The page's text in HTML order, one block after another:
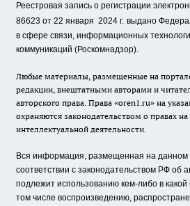
Реестровая запись о регистрации
86623 от 22 января 2024 г. выдано
в сфере связи, информационных
коммуникаций (Роскомнадзор).
Любые материалы, размещенные на
редакции, внештатными авторами и
авторского права. Права «oren1.ru» на
охраняются законодательством о правах
интеллектуальной деятельности.
Вся информация, размещенная на данном
соответствии с законодательством РФ об
подлежит использованию кем-либо в
том числе воспроизведению,